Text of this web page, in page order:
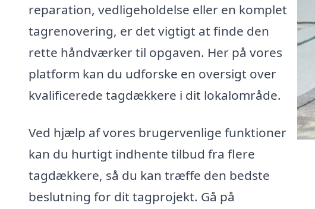
reparation, vedligeholdelse eller en komplet
tagrenovering, er det vigtigt at finde den
rette håndværker til opgaven. Her på vores
platform kan du udforske en oversigt over
kvalificerede tagdækkere i dit lokalområde.
Ved hjælp af vores brugervenlige funktioner
kan du hurtigt indhente tilbud fra flere
tagdækkere, så du kan træffe den bedste
beslutning for dit tagprojekt. Gå på